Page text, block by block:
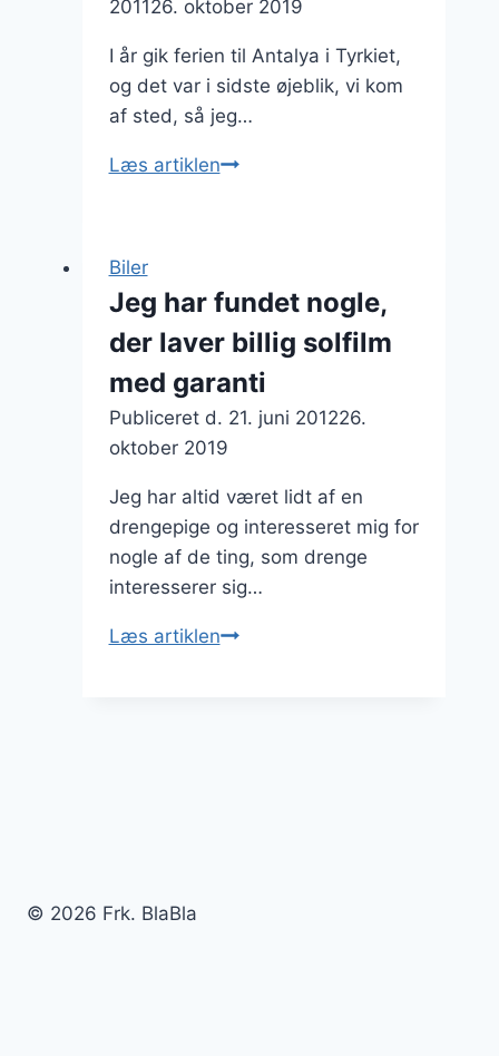
201126. oktober 2019
I år gik ferien til Antalya i Tyrkiet,
og det var i sidste øjeblik, vi kom
af sted, så jeg…
Læs artiklenMed
i
Tyrkiet
blev
perfekt
Biler
Jeg har fundet nogle,
der laver billig solfilm
med garanti
Publiceret d. 21. juni 201226.
oktober 2019
Jeg har altid været lidt af en
drengepige og interesseret mig for
nogle af de ting, som drenge
interesserer sig…
Læs artiklenJeg
© 2026 Frk. BlaBla